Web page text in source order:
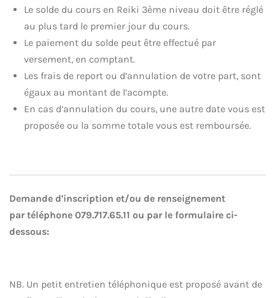
Le solde du cours en Reiki 3ème niveau doit être réglé
au plus tard le premier jour du cours.
Le paiement du solde peut être effectué par
versement, en comptant.
Les frais de report ou d’annulation de votre part, sont
égaux au montant de l’acompte.
En cas d’annulation du cours, une autre date vous est
proposée ou la somme totale vous est remboursée.
Demande d'inscription et/ou de renseignement
par téléphone 079.717.65.11 ou par le formulaire ci-
dessous:
NB. Un petit entretien téléphonique est proposé avant de